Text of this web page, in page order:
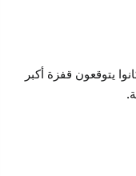
يتوقعون قفزة أكبر